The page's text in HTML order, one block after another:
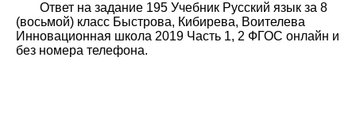
Ответ на задание 195 Учебник Русский язык за 8
(восьмой) класс Быстрова, Кибирева, Воителева
Инновационная школа 2019 Часть 1, 2 ФГОС онлайн и
без номера телефона.